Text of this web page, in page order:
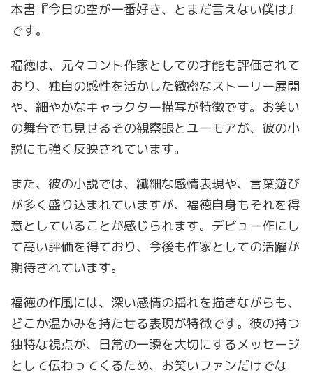
本書『今日の空が一番好き、とまだ言えない僕は』
です。
福徳は、元々コント作家としての才能も評価されて
おり、独自の感性を活かした緻密なストーリー展開
や、細やかなキャラクター描写が特徴です。お笑い
の舞台でも見せるその観察眼とユーモアが、彼の小
説にも強く反映されています。
また、彼の小説では、繊細な感情表現や、言葉遊び
が多く盛り込まれていますが、福徳自身もそれを得
意としていることが感じられます。デビュー作にし
て高い評価を得ており、今後も作家としての活躍が
期待されています。
福徳の作風には、深い感情の揺れを描きながらも、
どこか温かみを持たせる表現が特徴です。彼の持つ
独特な視点が、日常の一瞬を大切にするメッセージ
として伝わってくるため、お笑いファンだけでな